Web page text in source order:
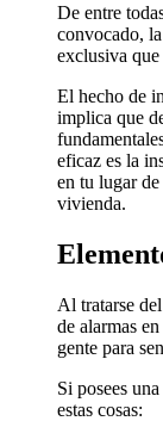
De entre
convocado,
exclusiva que
El hecho de
implica que
eficaz es la
en tu lugar
vivienda.
Al tratarse
de alarmas
gente para
Si posees
estas cosas: